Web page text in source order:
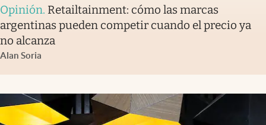
Opinión. Retailtainment: cómo las marcas
argentinas pueden competir cuando el precio ya
no alcanza
Alan Soria